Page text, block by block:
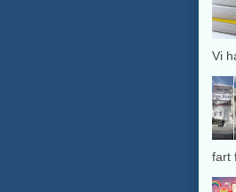
Vi
fart